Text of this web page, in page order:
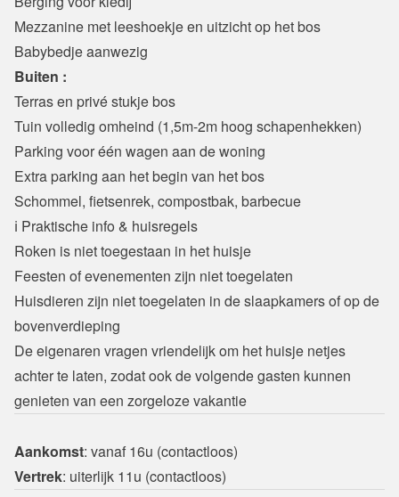
Mezzanine met leeshoekje en uitzicht op het bos
Babybedje aanwezig
Buiten :
Terras en privé stukje bos
Tuin volledig omheind (1,5m-2m hoog schapenhekken)
Parking voor één wagen aan de woning
Extra parking aan het begin van het bos
Schommel, fietsenrek, compostbak, barbecue
ℹ️ Praktische info & huisregels
Roken is niet toegestaan in het huisje
Feesten of evenementen zijn niet toegelaten
Huisdieren zijn niet toegelaten in de slaapkamers of op de
bovenverdieping
De eigenaren vragen vriendelijk om het huisje netjes
achter te laten, zodat ook de volgende gasten kunnen
genieten van een zorgeloze vakantie
Aankomst
Vertrek: uiterlijk 11u (contactloos)